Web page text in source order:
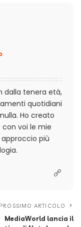
dalla tenera età,
quotidiani
Ho creato
con voi le mie
più
PROSSIMO ARTICOLO
MediaWorld lancia il